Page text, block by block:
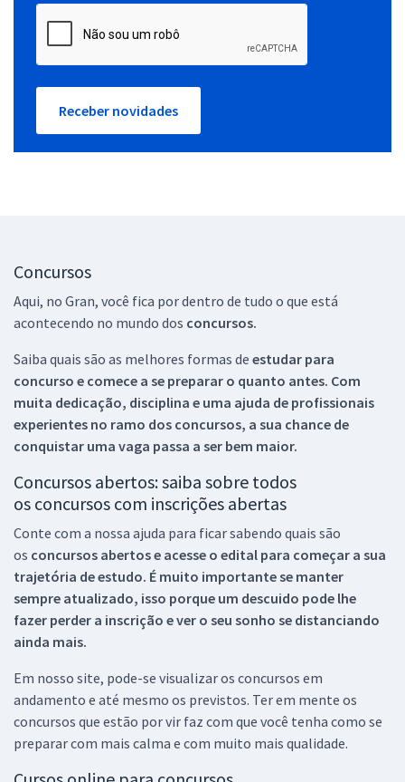
Receber novidades
Concursos
Aqui, no Gran, você fica por dentro de tudo o que está
acontecendo no mundo dos concursos.
Saiba quais são as melhores formas de estudar para
concurso e comece a se preparar o quanto antes. Com
muita dedicação, disciplina e uma ajuda de profissionais
experientes no ramo dos concursos, a sua chance de
conquistar uma vaga passa a ser bem maior.
Concursos abertos: saiba sobre todos
os concursos com inscrições abertas
Conte com a nossa ajuda para ficar sabendo quais são
os concursos abertos e acesse o edital para começar a sua
trajetória de estudo. É muito importante se manter
sempre atualizado, isso porque um descuido pode lhe
fazer perder a inscrição e ver o seu sonho se distanciando
ainda mais.
Em nosso site, pode-se visualizar os concursos em
andamento e até mesmo os previstos. Ter em mente os
concursos que estão por vir faz com que você tenha como se
preparar com mais calma e com muito mais qualidade.